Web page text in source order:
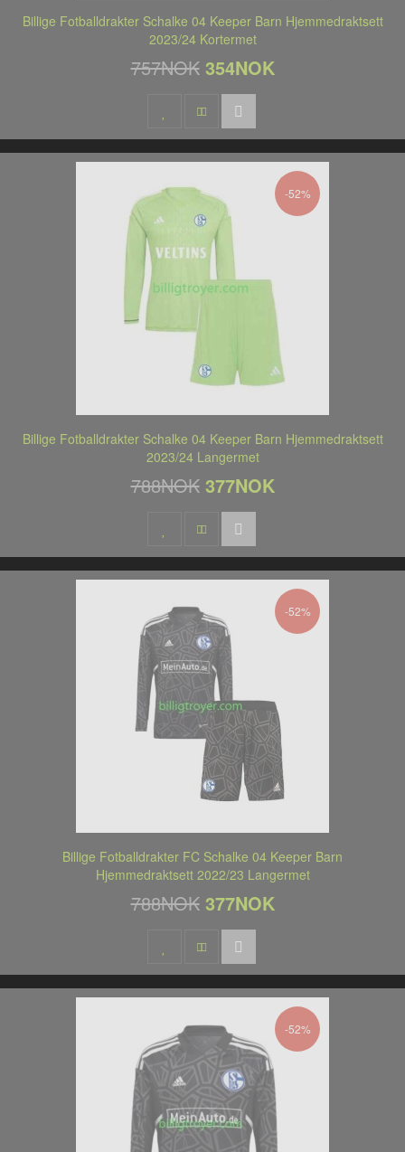
Billige Fotballdrakter Schalke 04 Keeper Barn Hjemmedraktsett
2023/24 Kortermet
757NOK 354NOK
-52%
Billige Fotballdrakter Schalke 04 Keeper Barn Hjemmedraktsett
2023/24 Langermet
788NOK 377NOK
-52%
Billige Fotballdrakter FC Schalke 04 Keeper Barn
Hjemmedraktsett 2022/23 Langermet
788NOK 377NOK
-52%